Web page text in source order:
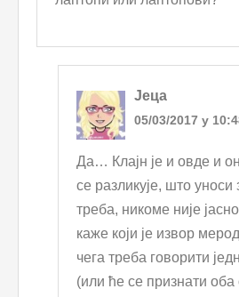
Јеца
05/03/2017 у
Да… Клајн је и овде и
се разликује, што уноси
треба, никоме није
каже који је извор
чега треба говорити
(или ће се признати оба